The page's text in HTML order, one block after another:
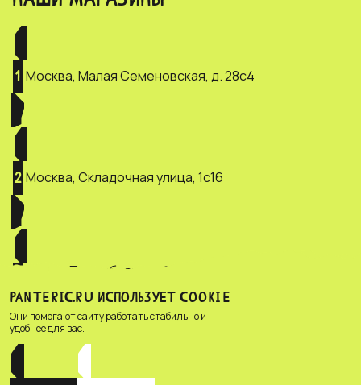
1 Москва, Малая Семеновская, д. 28с4
2 Москва, Складочная улица, 1с16
Санкт-Петербург, ул. Зверинская, д.
2/5
PANTERIC.RU ИСПОЛЬЗУЕТ COOKIE
Они помогают сайту работать стабильно и
удобнее для вас.